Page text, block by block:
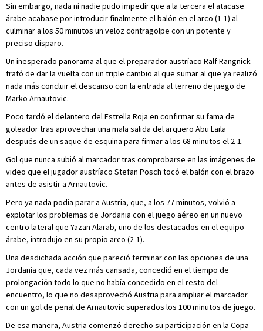
Sin embargo, nada ni nadie pudo impedir que a la tercera el atacase
árabe acabase por introducir finalmente el balón en el arco (1-1) al
culminar a los 50 minutos un veloz contragolpe con un potente y
preciso disparo.
Un inesperado panorama al que el preparador austríaco Ralf Rangnick
trató de dar la vuelta con un triple cambio al que sumar al que ya realizó
nada más concluir el descanso con la entrada al terreno de juego de
Marko Arnautovic.
Poco tardó el delantero del Estrella Roja en confirmar su fama de
goleador tras aprovechar una mala salida del arquero Abu Laila
después de un saque de esquina para firmar a los 68 minutos el 2-1.
Gol que nunca subió al marcador tras comprobarse en las imágenes de
video que el jugador austríaco Stefan Posch tocó el balón con el brazo
antes de asistir a Arnautovic.
Pero ya nada podía parar a Austria, que, a los 77 minutos, volvió a
explotar los problemas de Jordania con el juego aéreo en un nuevo
centro lateral que Yazan Alarab, uno de los destacados en el equipo
árabe, introdujo en su propio arco (2-1).
Una desdichada acción que pareció terminar con las opciones de una
Jordania que, cada vez más cansada, concedió en el tiempo de
prolongación todo lo que no había concedido en el resto del
encuentro, lo que no desaprovechó Austria para ampliar el marcador
con un gol de penal de Arnautovic superados los 100 minutos de juego.
De esa manera, Austria comenzó derecho su participación en la Copa